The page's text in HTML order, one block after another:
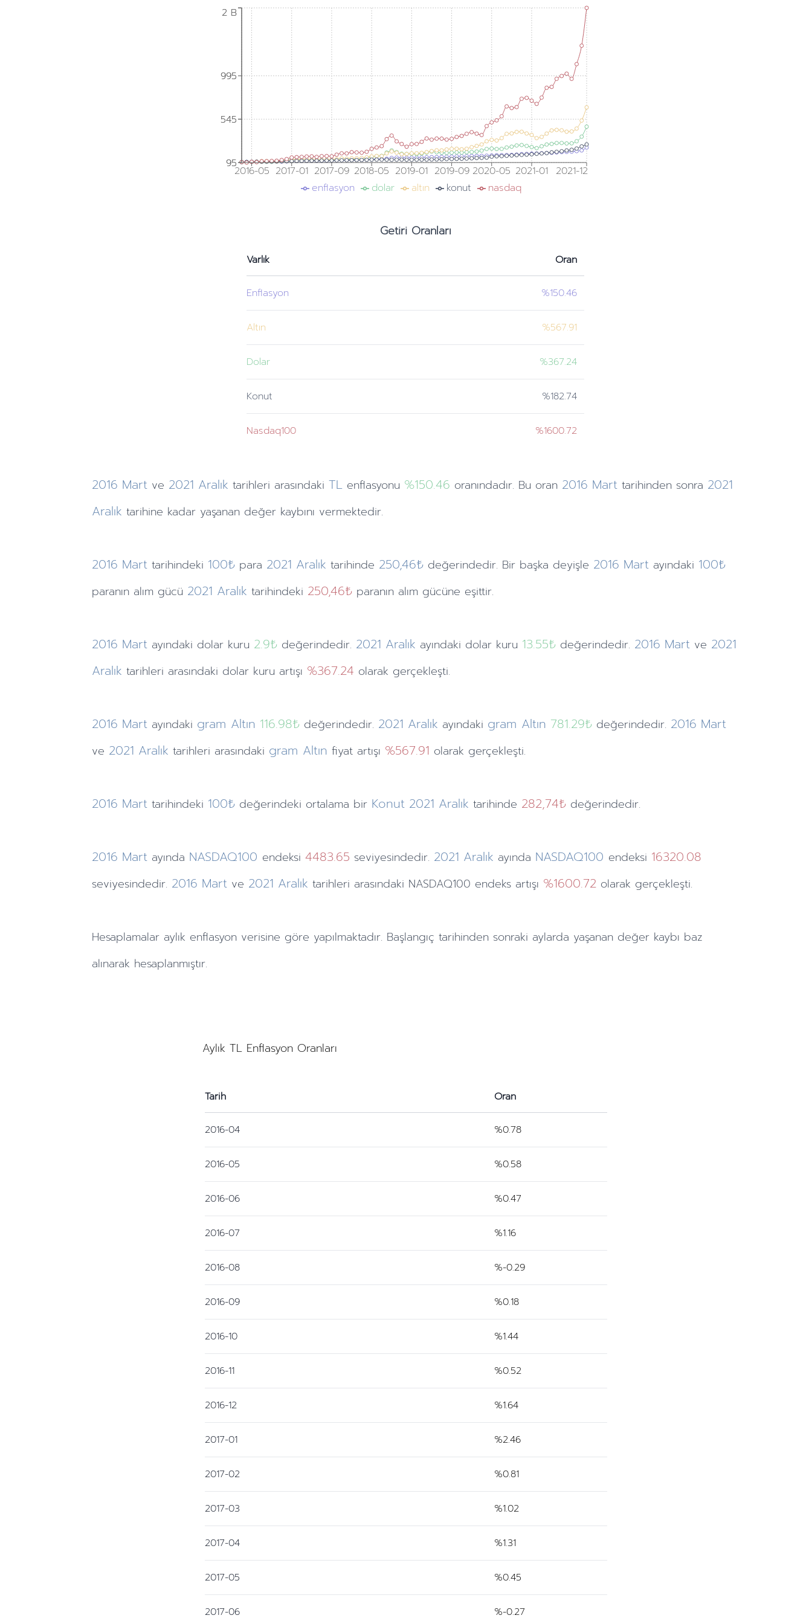
2016-05 2017-01 2017-09 2018-05 2019-01 2019-09 2020-05 2021-01 2021-12
95
545
995
2 B
95
545
995
2 B
enflasyon dolar altın konut nasdaq
Getiri Oranları
Varlık Oran
Enflasyon %150.46
Altın %567.91
Dolar %367.24
Konut %182.74
Nasdaq100 %1600.72
2016 Mart ve 2021 Aralık tarihleri arasındaki TL enflasyonu %150.46 oranındadır. Bu oran 2016 Mart tarihinden sonra 2021
Aralık tarihine kadar yaşanan değer kaybını vermektedir.
2016 Mart tarihindeki 100₺ para 2021 Aralık tarihinde 250,46₺ değerindedir. Bir başka deyişle 2016 Mart ayındaki 100₺
paranın alım gücü 2021 Aralık tarihindeki 250,46₺ paranın alım gücüne eşittir.
2016 Mart ayındaki dolar kuru 2.9₺ değerindedir. 2021 Aralık ayındaki dolar kuru 13.55₺ değerindedir. 2016 Mart ve 2021
Aralık tarihleri arasındaki dolar kuru artışı %367.24 olarak gerçekleşti.
2016 Mart ayındaki gram Altın 116.98₺ değerindedir. 2021 Aralık ayındaki gram Altın 781.29₺ değerindedir. 2016 Mart
ve 2021 Aralık tarihleri arasındaki gram Altın fiyat artışı %567.91 olarak gerçekleşti.
2016 Mart tarihindeki 100₺ değerindeki ortalama bir Konut 2021 Aralık tarihinde 282,74₺ değerindedir.
2016 Mart ayında NASDAQ100 endeksi4483.65 seviyesindedir. 2021 Aralık ayında NASDAQ100 endeksi 16320.08
seviyesindedir. 2016 Mart ve 2021 Aralık tarihleri arasındaki NASDAQ100 endeks artışı %1600.72 olarak gerçekleşti.
Hesaplamalar aylık enflasyon verisine göre yapılmaktadır. Başlangıç tarihinden sonraki aylarda yaşanan değer kaybı baz
alınarak hesaplanmıştır.
Aylık TL Enflasyon Oranları
Tarih Oran
2016-04 %0.78
2016-05 %0.58
2016-06 %0.47
2016-07 %1.16
2016-08 %-0.29
2016-09 %0.18
2016-10 %1.44
2016-11 %0.52
2016-12 %1.64
2017-01 %2.46
2017-02 %0.81
2017-03 %1.02
2017-04 %1.31
2017-05 %0.45
2017-06 %-0.27